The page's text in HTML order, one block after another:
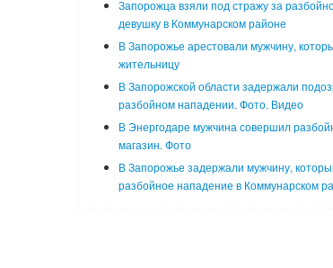
Запорожца взяли под стражу за
девушку в Коммунарском районе
В Запорожье арестовали мужчину,
жительницу
В Запорожской области задержали
разбойном нападении. Фото. Видео
В Энергодаре мужчина совершил
магазин. Фото
В Запорожье задержали мужчину,
разбойное нападение в Коммунарском